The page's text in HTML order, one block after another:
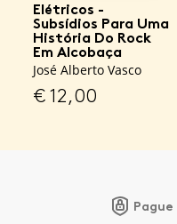
Elétricos -
Subsídios Para Uma
História Do Rock
Em Alcobaça
José Alberto Vasco
€12,00